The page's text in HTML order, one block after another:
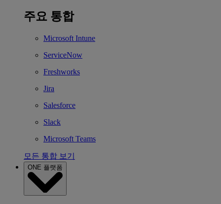
주요 통합
Microsoft Intune
ServiceNow
Freshworks
Jira
Salesforce
Slack
Microsoft Teams
모든 통합 보기
ONE 플랫폼